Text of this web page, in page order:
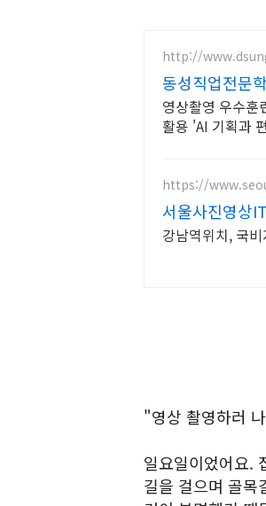
http://
동성직업전문
영상촬영 우수훈
활용 'AI 기획과
https://
서울사진영상
강남역위치, 국
"영상 촬영하러
일요일이었어요.
길을 걸으며 골목